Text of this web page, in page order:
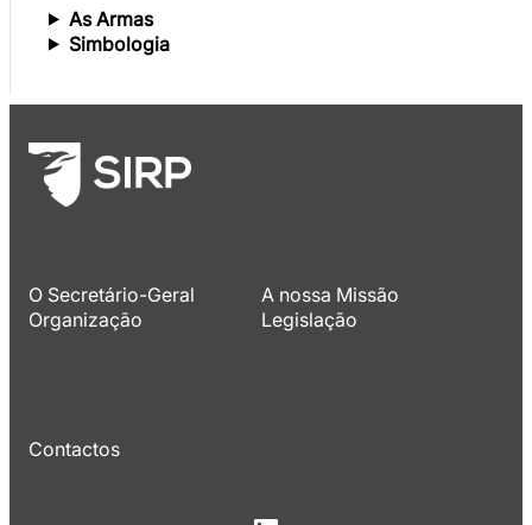
As Armas
Simbologia
O Secretário-Geral
Organização
A nossa Missão
Legislação
Contactos